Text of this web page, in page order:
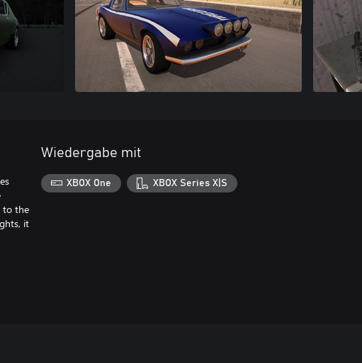
to the
it
Wiedergabe mit
XBOX One XBOX Series X|S